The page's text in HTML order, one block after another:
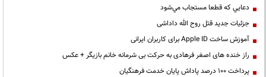
دعايي كه قطعا مستجاب مي‌شود
جزئیات جدید قتل روح الله داداشی
آموزش ساخت Apple ID برای کاربران ایرانی
راز خنده های اصغر فرهادی به حرکت بی شرمانه خانم بازیگر + عکس
پرداخت ۱۰۰ درصد پاداش پایان خدمت فرهنگیان